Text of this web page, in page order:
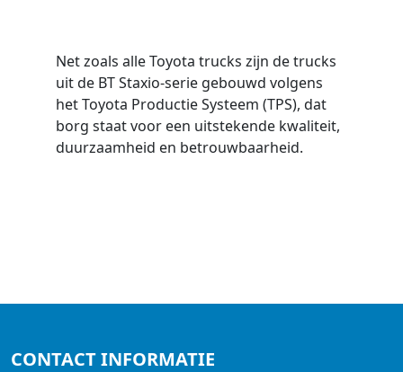
Net zoals alle Toyota trucks zijn de trucks
uit de BT Staxio-serie gebouwd volgens
het Toyota Productie Systeem (TPS), dat
borg staat voor een uitstekende kwaliteit,
duurzaamheid en betrouwbaarheid.
CONTACT INFORMATIE